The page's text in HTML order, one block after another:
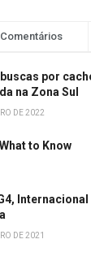
Comentários
por
na Zona Sul
DE 2022
to Know
DE 2021